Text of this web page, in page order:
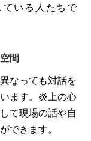
ている人たちで
間
なっても対話を
ます。炎上の心
て現場の話や自
できます。